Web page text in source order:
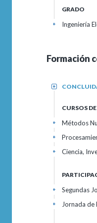
GRADO
Ingeniería
+
Formación
+
CURSOS
Métodos
+
+
Ciencia,
+
Segundas
+
Jornada
+